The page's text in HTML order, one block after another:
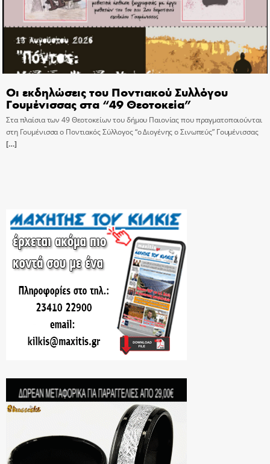
Οι εκδηλώσεις του Ποντιακού Συλλόγου
Γουμένισσας στα “49 Θεοτοκεία”
Στα πλαίσια των 49 Θεοτοκείων του δήμου Παιονίας που πραγματοποιούνται
στη Γουμένισσα ο Ποντιακός Σύλλογος “ο Διογένης ο Σινωπεύς” Γουμένισσας
[…]